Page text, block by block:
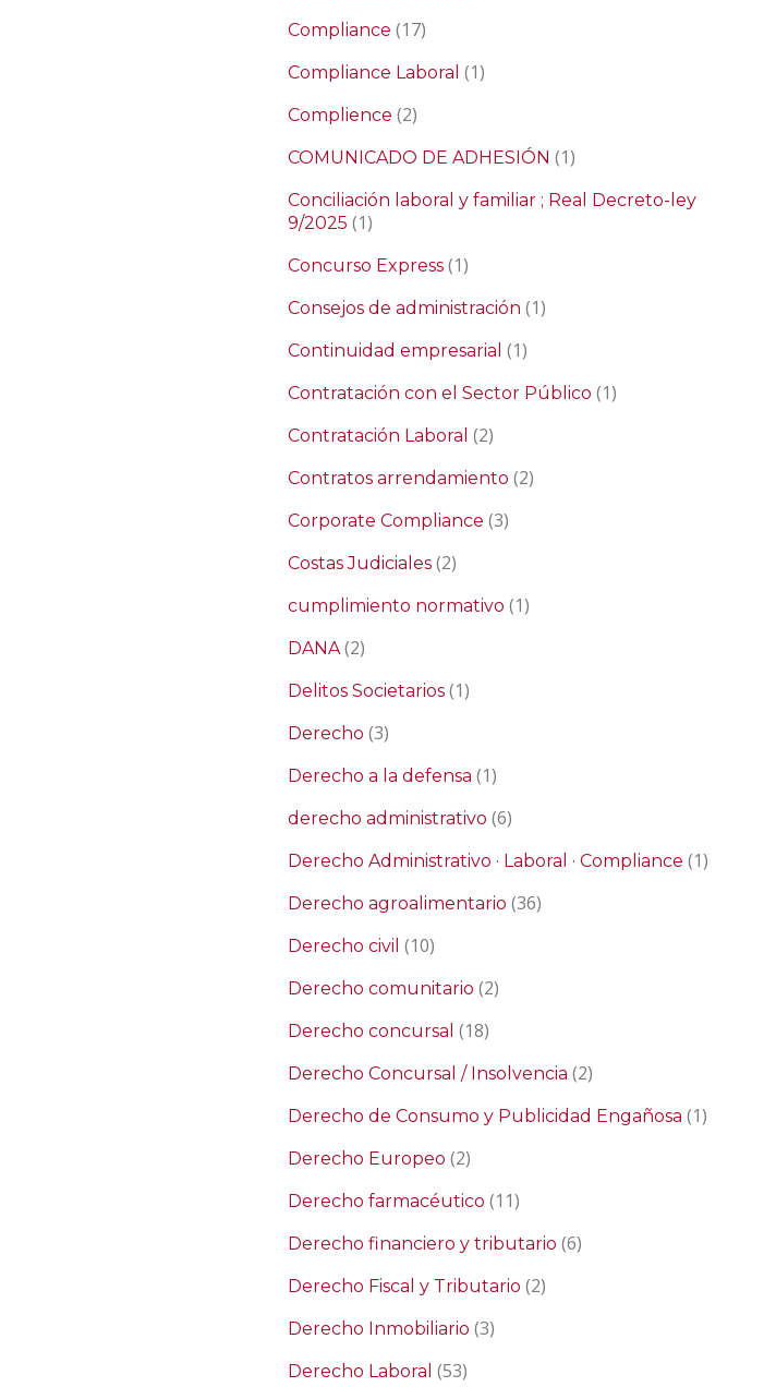
Compliance (17)
Compliance Laboral (1)
Complience (2)
COMUNICADO DE ADHESIÓN (1)
Conciliación laboral y familiar ; Real Decreto-ley
9/2025 (1)
Concurso Express (1)
Consejos de administración (1)
Continuidad empresarial (1)
Contratación con el Sector Público (1)
Contratación Laboral (2)
Contratos arrendamiento (2)
Corporate Compliance (3)
Costas Judiciales (2)
cumplimiento normativo (1)
DANA(2)
Delitos Societarios (1)
Derecho (3)
Derecho a la defensa (1)
derecho administrativo (6)
Derecho Administrativo · Laboral · Compliance (1)
Derecho agroalimentario (36)
Derecho civil (10)
Derecho comunitario (2)
Derecho concursal (18)
Derecho Concursal / Insolvencia (2)
Derecho de Consumo y Publicidad Engañosa (1)
Derecho Europeo (2)
Derecho farmacéutico (11)
Derecho financiero y tributario (6)
Derecho Fiscal y Tributario (2)
Derecho Inmobiliario (3)
Derecho Laboral (53)